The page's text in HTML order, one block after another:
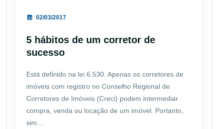
02/03/2017
5 hábitos de um corretor de
sucesso
Está definido na lei 6.530. Apenas os corretores de
imóveis com registro no Conselho Regional de
Corretores de Imóveis (Creci) podem intermediar
compra, venda ou locação de um imóvel. Portanto,
sim...